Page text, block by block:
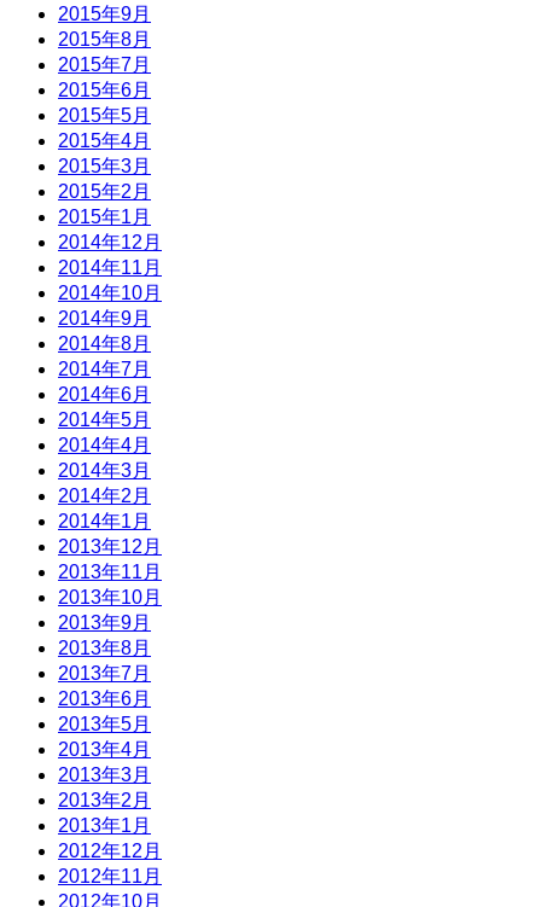
2015年9月
2015年8月
2015年7月
2015年6月
2015年5月
2015年4月
2015年3月
2015年2月
2015年1月
2014年12月
2014年11月
2014年10月
2014年9月
2014年8月
2014年7月
2014年6月
2014年5月
2014年4月
2014年3月
2014年2月
2014年1月
2013年12月
2013年11月
2013年10月
2013年9月
2013年8月
2013年7月
2013年6月
2013年5月
2013年4月
2013年3月
2013年2月
2013年1月
2012年12月
2012年11月
2012年10月